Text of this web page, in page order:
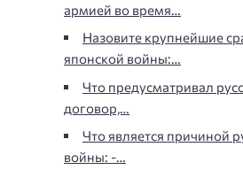
армией во время…
Назовите крупнейшие
японской войны:…
Что предусматривал
договор,…
Что является причиной
войны: -…